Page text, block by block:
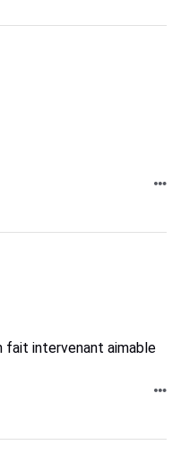
fait intervenant aimable